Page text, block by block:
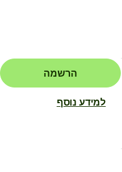
הרשמה
למידע נוסף